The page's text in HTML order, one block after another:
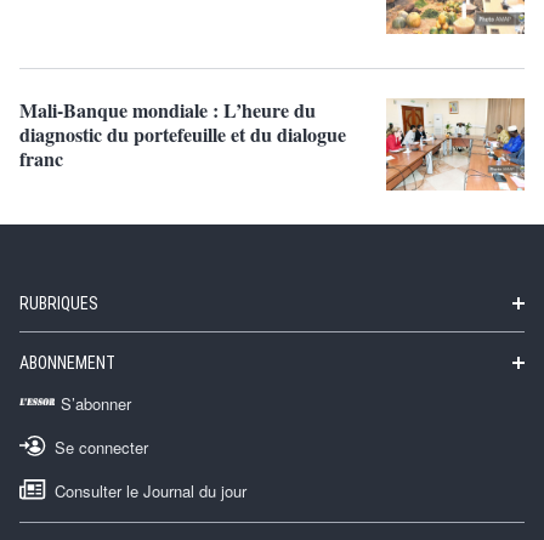
Mali-Banque mondiale : L’heure du
diagnostic du portefeuille et du dialogue
franc
RUBRIQUES
ABONNEMENT
S’abonner
Se connecter
Consulter le Journal du jour